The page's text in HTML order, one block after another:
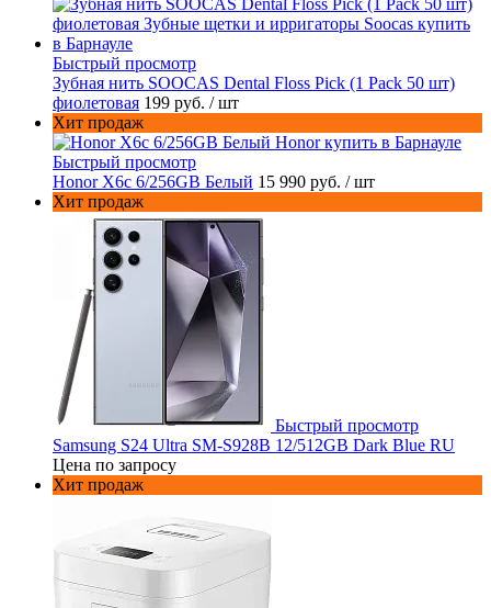
Быстрый просмотр
Зубная нить SOOCAS Dental Floss Pick (1 Pack 50 шт)
фиолетовая 199 руб. / шт
Хит продаж
Быстрый просмотр
Honor X6c 6/256GB Белый 15 990 руб. / шт
Хит продаж
Быстрый просмотр
Samsung S24 Ultra SM-S928B 12/512GB Dark Blue RU
Цена по запросу
Хит продаж